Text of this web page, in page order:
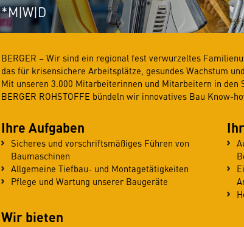
*M|W|D
BERGER – Wir sind ein regional fest verwurzeltes
das für krisensichere Arbeitsplätze, gesundes Wachstum
Mit unseren 3.000 Mitarbeiterinnen und Mitarbeitern in den
BERGER ROHSTOFFE bündeln wir innovatives Bau Know-
Ihre Aufgaben
Sicheres und vorschriftsmäßiges Führen von
Baumaschinen
Allgemeine Tiefbau- und Montagetätigkeiten
Pflege und Wartung unserer Baugeräte
Wir bieten